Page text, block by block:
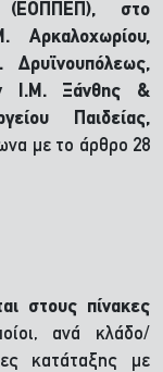
(ΕΟΠΠΕΠ), στο
Αρκαλοχωρίου,
Δρυϊνουπόλεως,
Ι.Μ. Ξάνθης &
Παιδείας,
με το άρθρο 28
στους πίνακες
ανά κλάδο/
κατάταξης με